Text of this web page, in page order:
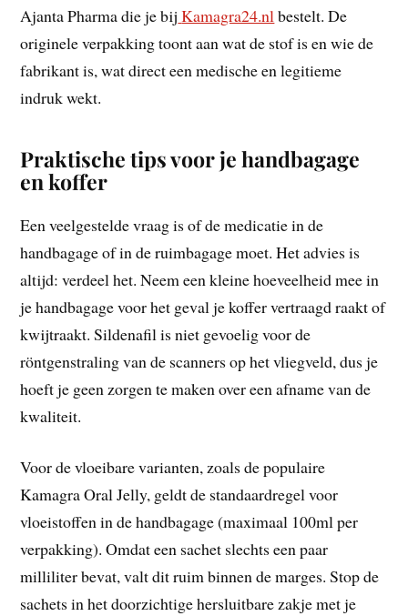
Ajanta Pharma die je bij Kamagra24.nl bestelt. De
originele verpakking toont aan wat de stof is en wie de
fabrikant is, wat direct een medische en legitieme
indruk wekt.
Praktische tips voor je handbagage
en koffer
Een veelgestelde vraag is of de medicatie in de
handbagage of in de ruimbagage moet. Het advies is
altijd: verdeel het. Neem een kleine hoeveelheid mee in
je handbagage voor het geval je koffer vertraagd raakt of
kwijtraakt. Sildenafil is niet gevoelig voor de
röntgenstraling van de scanners op het vliegveld, dus je
hoeft je geen zorgen te maken over een afname van de
kwaliteit.
Voor de vloeibare varianten, zoals de populaire
Kamagra Oral Jelly, geldt de standaardregel voor
vloeistoffen in de handbagage (maximaal 100ml per
verpakking). Omdat een sachet slechts een paar
milliliter bevat, valt dit ruim binnen de marges. Stop de
sachets in het doorzichtige hersluitbare zakje met je